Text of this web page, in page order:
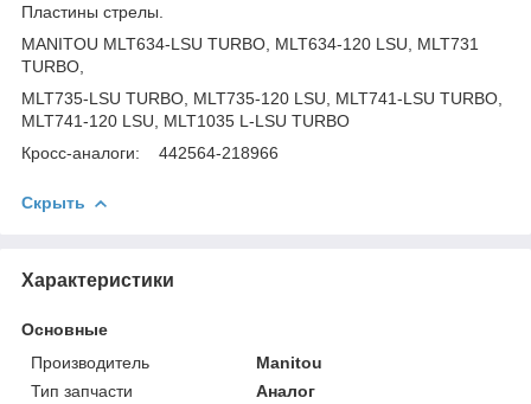
Пластины стрелы.
MANITOU MLT634-LSU TURBO, MLT634-120 LSU, MLT731
TURBO,
MLT735-LSU TURBO, MLT735-120 LSU, MLT741-LSU TURBO,
MLT741-120 LSU, MLT1035 L-LSU TURBO
Кросс-аналоги: 442564-218966
Скрыть
Характеристики
Основные
Производитель
Manitou
Тип запчасти
Аналог